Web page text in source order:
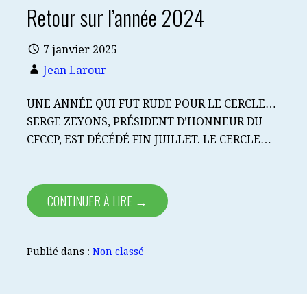
Retour sur l’année 2024
7 janvier 2025
Jean Larour
UNE ANNÉE QUI FUT RUDE POUR LE CERCLE…
SERGE ZEYONS, PRÉSIDENT D’HONNEUR DU
CFCCP, EST DÉCÉDÉ FIN JUILLET. LE CERCLE…
CONTINUER À LIRE →
Publié dans : Non classé